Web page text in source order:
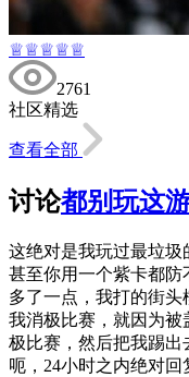
♕♕♕♕♕
2761
社区精选
查看全部
讨论都别玩这
这绝对是我玩过最垃圾
甚至你用一个紫卡都
多了一点，我打的街
我消极比赛，就因为
极比赛，然后把我踢出
呃，24小时之内绝对回